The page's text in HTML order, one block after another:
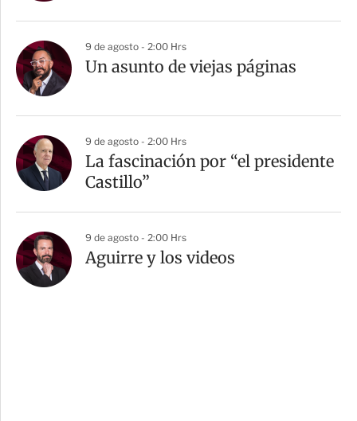
9 de agosto - 2:00 Hrs
Un asunto de viejas páginas
9 de agosto - 2:00 Hrs
La fascinación por “el presidente
Castillo”
9 de agosto - 2:00 Hrs
Aguirre y los videos